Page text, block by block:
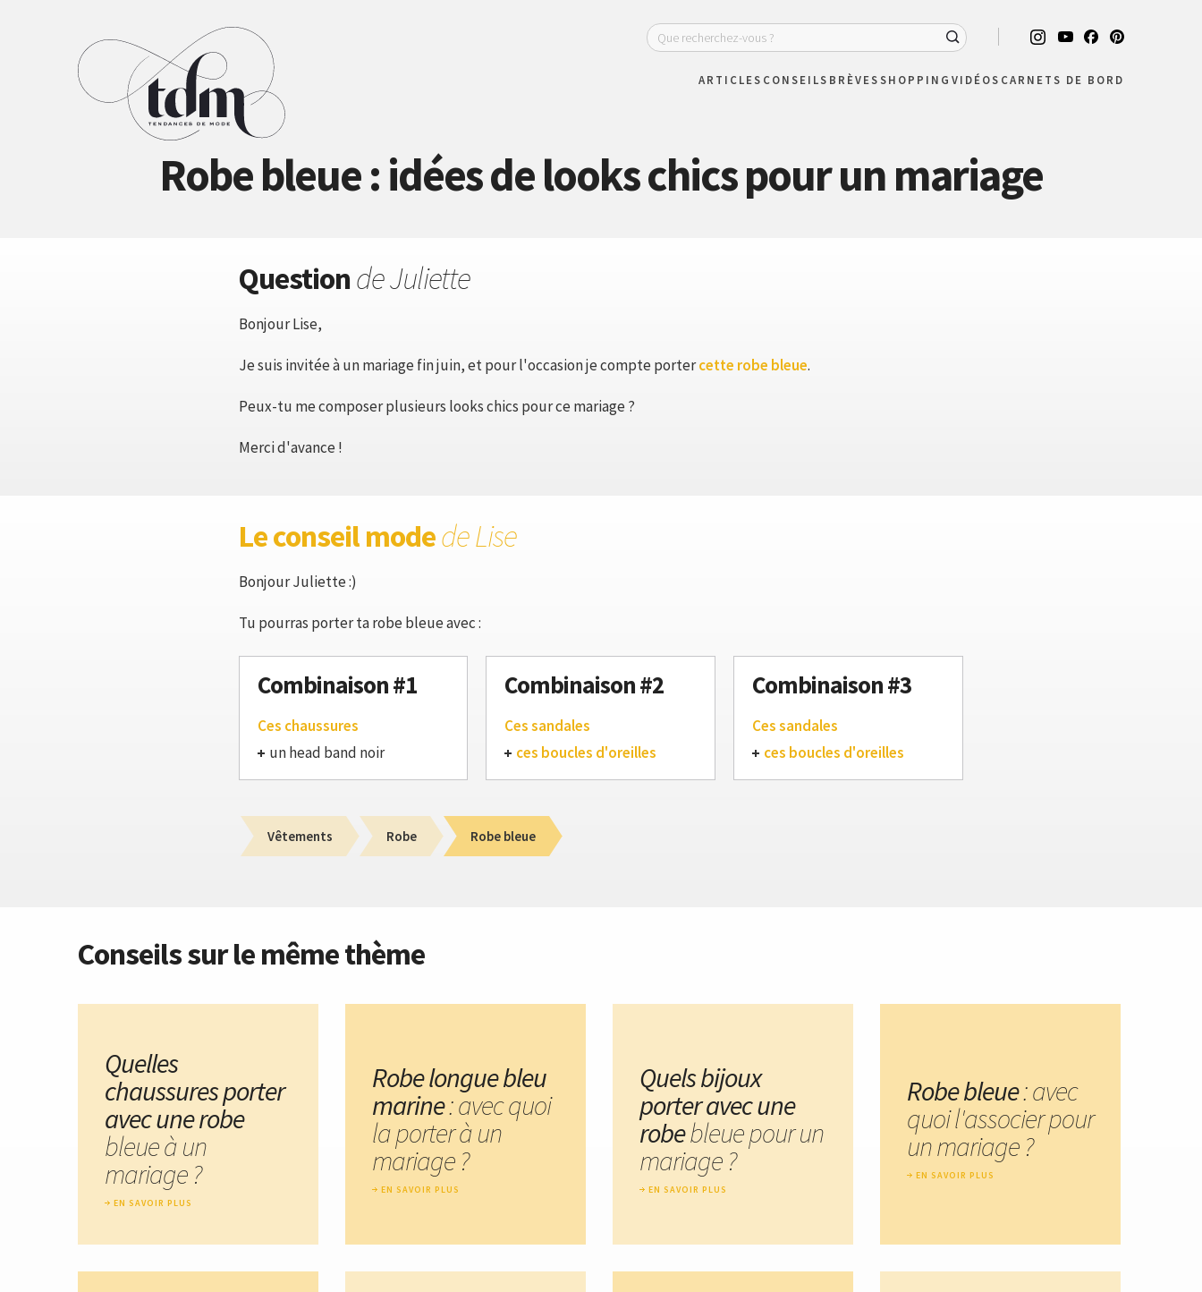
ARTICLES CONSEILS BRÈVESSHOPPING VIDÉOS CARNETS DE BORD
Robe bleue : idées de looks chics pour un mariage
Questionde Juliette
Bonjour Lise,
Je suis invitée à un mariage fin juin, et pour l'occasion je compte portercette robe bleue.
Peux-tu me composer plusieurs looks chics pour ce mariage ?
Merci d'avance !
Le conseil modede Lise
Bonjour Juliette :)
Tu pourras porter ta robe bleue avec :
Combinaison #1
Ces chaussures
un head band noir
Combinaison #2
Ces sandales
ces boucles d'oreilles
Combinaison #3
Ces sandales
ces boucles d'oreilles
Vêtements Robe Robe bleue
Conseils sur le même thème
Quelles
chaussures porter
avec une robe
bleue à un
mariage ?
EN SAVOIR PLUS
Robe longue bleu
marine: avec quoi
la porter à un
mariage ?
EN SAVOIR PLUS
Quels bijoux
porter avec une
robebleue pour un
mariage ?
EN SAVOIR PLUS
Robe bleue: avec
quoi l'associer pour
un mariage ?
EN SAVOIR PLUS